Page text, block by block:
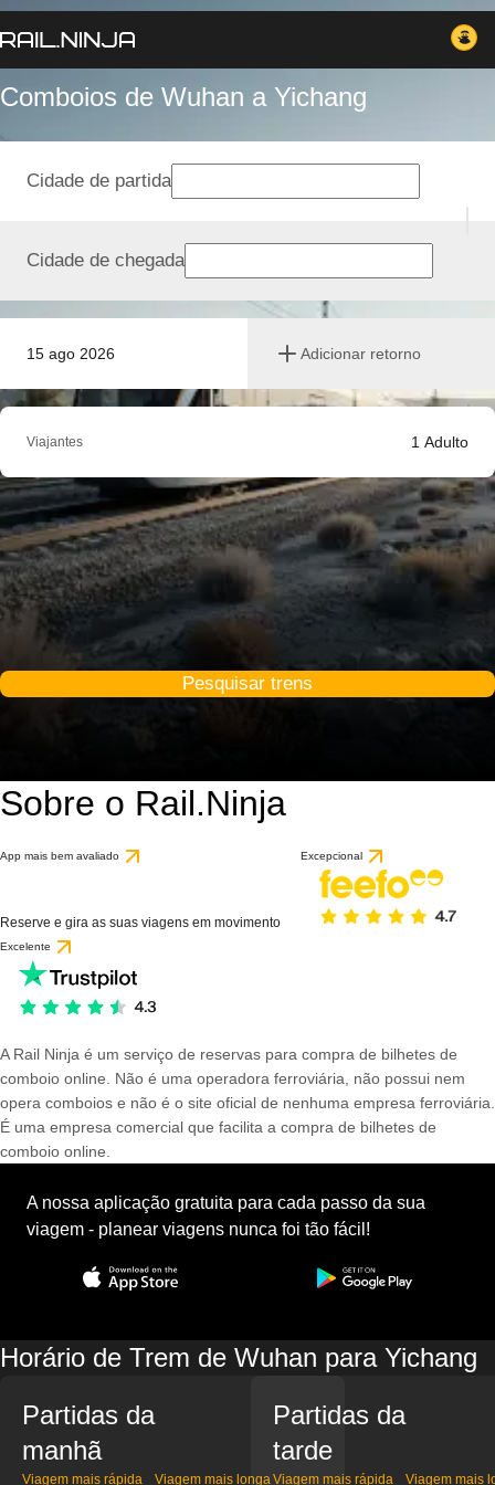
Comboios de Wuhan a Yichang
15 ago 2026 Adicionar retorno
Cidade de partida
Cidade de chegada
Viajantes 1 Adulto
Pesquisar trens
Sobre o Rail.Ninja
App mais bem avaliado
Reserve e gira as suas viagens em movimento
Excepcional
Excelente
A Rail Ninja é um serviço de reservas para compra de bilhetes de
comboio online. Não é uma operadora ferroviária, não possui nem
opera comboios e não é o site oficial de nenhuma empresa ferroviária.
É uma empresa comercial que facilita a compra de bilhetes de
comboio online.
A nossa aplicação gratuita para cada passo da sua
viagem - planear viagens nunca foi tão fácil!
Horário de Trem de Wuhan para Yichang
Partidas da
manhã
Viagem mais rápida Viagem mais longa
Partidas da
tarde
Viagem mais rápida Viagem mais